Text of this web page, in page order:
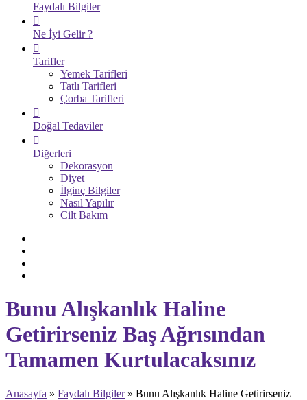
Faydalı Bilgiler
Ne İyi Gelir ?
Tarifler
Yemek Tarifleri
Tatlı Tarifleri
Çorba Tarifleri
Doğal Tedaviler
Diğerleri
Dekorasyon
Diyet
İlginç Bilgiler
Nasıl Yapılır
Cilt Bakım
Bunu Alışkanlık Haline
Getirirseniz Baş Ağrısından
Tamamen Kurtulacaksınız
Anasayfa » Faydalı Bilgiler » Bunu Alışkanlık Haline Getirirseniz